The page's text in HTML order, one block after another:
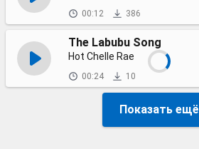
00:12 386
The Labubu Song
Hot Chelle Rae
00:24 10
Показать ещё